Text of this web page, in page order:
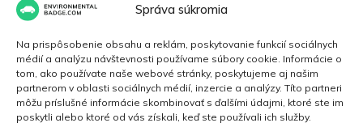
Správa súkromia
Na prispôsobenie obsahu a reklám, poskytovanie funkcií sociálnych
médií a analýzu návštevnosti používame súbory cookie. Informácie o
tom, ako používate naše webové stránky, poskytujeme aj našim
partnerom v oblasti sociálnych médií, inzercie a analýzy. Títo partneri
môžu príslušné informácie skombinovať s ďalšími údajmi, ktoré ste im
poskytli alebo ktoré od vás získali, keď ste používali ich služby.
Slovenčina